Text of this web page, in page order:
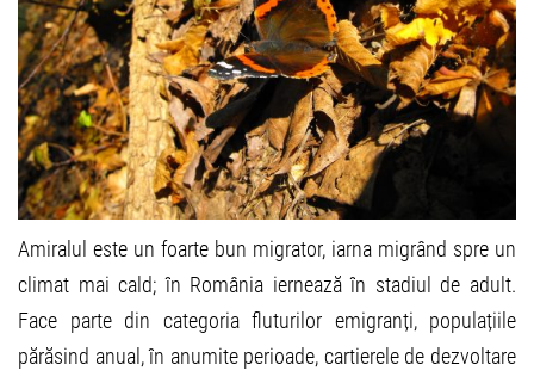
Amiralul este un foarte bun migrator, iarna migrând spre un
climat mai cald; în România iernează în stadiul de adult.
Face parte din categoria fluturilor emigranți, populațiile
părăsind anual, în anumite perioade, cartierele de dezvoltare